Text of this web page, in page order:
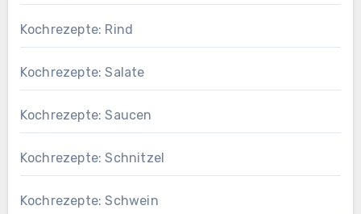
Kochrezepte: Rind
Kochrezepte: Salate
Kochrezepte: Saucen
Kochrezepte: Schnitzel
Kochrezepte: Schwein